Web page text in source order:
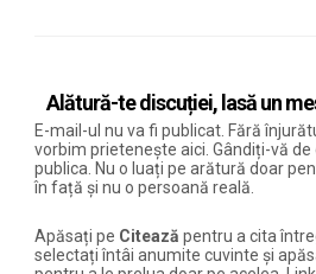
Alătură-te discuției, lasă un
E-mail-ul nu va fi publicat. Fără
vorbim prietenește aici. Gândiți-vă
publica. Nu o luați pe arătură doar
în față și nu o persoană reală.
Apăsați pe Citează pentru a cita
selectați întâi anumite cuvinte și